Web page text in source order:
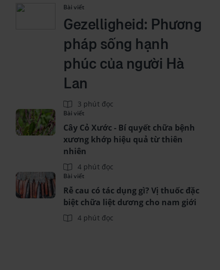
Bài viết
Gezelligheid: Phương
pháp sống hạnh
phúc của người Hà
Lan
3 phút đọc
Bài viết
Cây Cỏ Xước - Bí quyết chữa bệnh
xương khớp hiệu quả từ thiên
nhiên
4 phút đọc
Bài viết
Rễ cau có tác dụng gì? Vị thuốc đặc
biệt chữa liệt dương cho nam giới
4 phút đọc